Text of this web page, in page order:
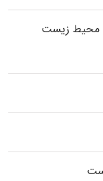
محیط زیست